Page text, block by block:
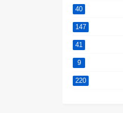
40
147
41
9
220